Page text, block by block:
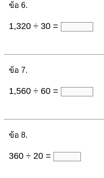
ข้อ 6.
1,320 ÷ 30 =
ข้อ 7.
1,560 ÷ 60 =
ข้อ 8.
360 ÷ 20 =